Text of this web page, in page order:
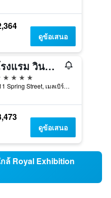
ดูข้อเสนอ
โรงแรม วินด์เซอร์
ดาว
111 Spring Street, เมลเบิร์น, VIC, ออสเตรเลีย
ดูข้อเสนอ
ล้ Royal Exhibition